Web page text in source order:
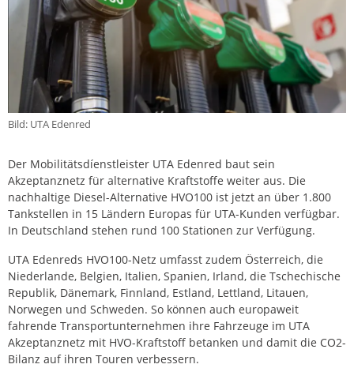
Bild: UTA Edenred
Der Mobilitätsdíenstleister UTA Edenred baut sein
Akzeptanznetz für alternative Kraftstoffe weiter aus. Die
nachhaltige Diesel-Alternative HVO100 ist jetzt an über 1.800
Tankstellen in 15 Ländern Europas für UTA-Kunden verfügbar.
In Deutschland stehen rund 100 Stationen zur Verfügung.
UTA Edenreds HVO100-Netz umfasst zudem Österreich, die
Niederlande, Belgien, Italien, Spanien, Irland, die Tschechische
Republik, Dänemark, Finnland, Estland, Lettland, Litauen,
Norwegen und Schweden. So können auch europaweit
fahrende Transportunternehmen ihre Fahrzeuge im UTA
Akzeptanznetz mit HVO-Kraftstoff betanken und damit die CO2-
Bilanz auf ihren Touren verbessern.